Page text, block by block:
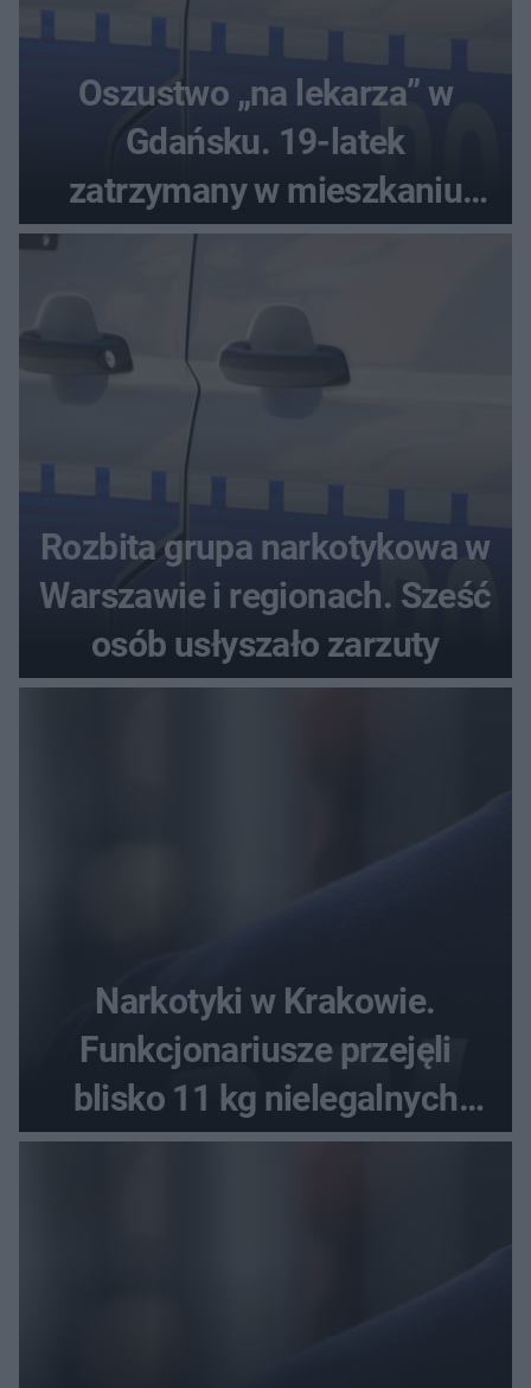
Oszustwo „na lekarza” w
Gdańsku. 19-latek
zatrzymany w mieszkaniu
seniora
Rozbita grupa narkotykowa w
Warszawie i regionach. Sześć
osób usłyszało zarzuty
Narkotyki w Krakowie.
Funkcjonariusze przejęli
blisko 11 kg nielegalnych
substancji